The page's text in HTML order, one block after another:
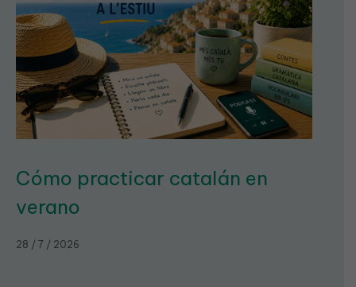
Cómo practicar catalán en
verano
28 / 7 / 2026